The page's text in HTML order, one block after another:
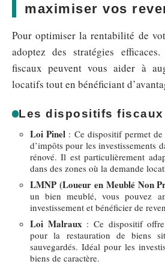
maximiser vos
Pour optimiser la rentabilité de
adoptez des stratégies
fiscaux peuvent vous aider à
locatifs tout en bénéficiant
Les dispositifs
Loi Pinel : Ce dispositif permet
d’impôts pour les investissements
rénové. Il est particulièrement
dans des zones où la demande
LMNP (Loueur en Meublé Non
un bien meublé, vous pouvez
investissement et bénéficier de
Loi Malraux: Ce dispositif offre
pour la restauration de biens
sauvegardés. Idéal pour les
biens de caractère.